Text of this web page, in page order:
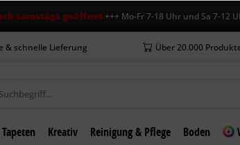
geöffnet +++ Mo-Fr 7-18 Uhr und Sa 7-12 Uhr +++
& schnelle Lieferung Über 20.000
Tapeten Kreativ Reinigung & Pflege Boden